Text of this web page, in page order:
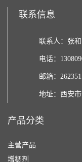
联系信息
联系人：张
电话：
邮箱：
地址：西安
产品分类
主营产品
增稠剂